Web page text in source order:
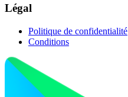
Légal
Politique de confidentialité
Conditions